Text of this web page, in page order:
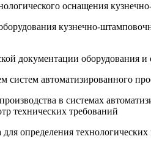
оснащения
кузнечно-
документации оборудования
систем автоматизированного
в системах
технических требований
определения